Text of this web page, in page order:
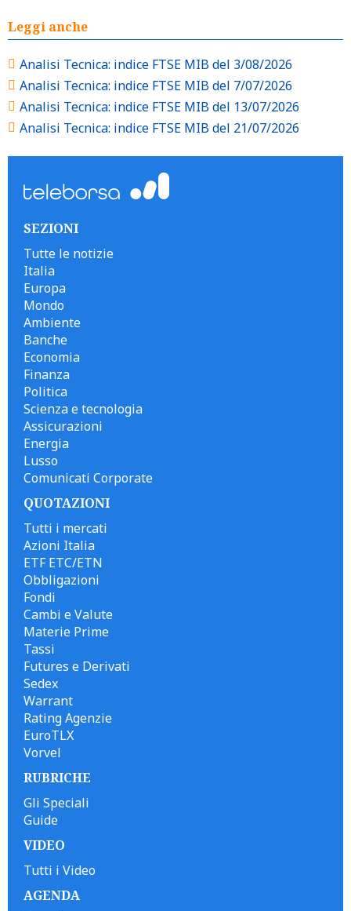
Leggi anche
Analisi Tecnica: indice FTSE MIB del 3/08/2026
Analisi Tecnica: indice FTSE MIB del 7/07/2026
Analisi Tecnica: indice FTSE MIB del 13/07/2026
Analisi Tecnica: indice FTSE MIB del 21/07/2026
SEZIONI
Tutte le notizie
Italia
Europa
Mondo
Ambiente
Banche
Economia
Finanza
Politica
Scienza e tecnologia
Assicurazioni
Energia
Lusso
Comunicati Corporate
QUOTAZIONI
Tutti i mercati
Azioni Italia
ETF ETC/ETN
Obbligazioni
Fondi
Cambi e Valute
Materie Prime
Tassi
Futures e Derivati
Sedex
Warrant
Rating Agenzie
EuroTLX
Vorvel
RUBRICHE
Gli Speciali
Guide
VIDEO
Tutti i Video
AGENDA